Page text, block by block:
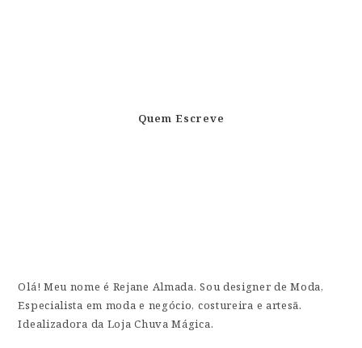
Quem Escreve
Olá! Meu nome é Rejane Almada. Sou designer de Moda,
Especialista em moda e negócio, costureira e artesã.
Idealizadora da Loja Chuva Mágica.